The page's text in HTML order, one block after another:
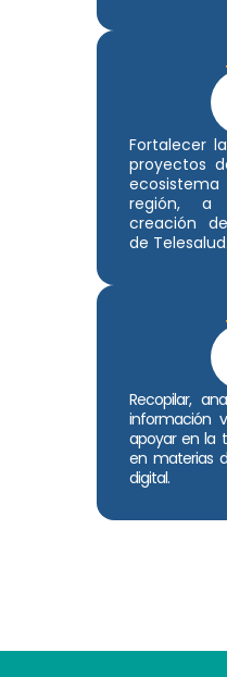
Fortalecer
proyectos
región,
creación
de Telesalud.
Recopilar,
información
apoyar en la
en materias
digital.